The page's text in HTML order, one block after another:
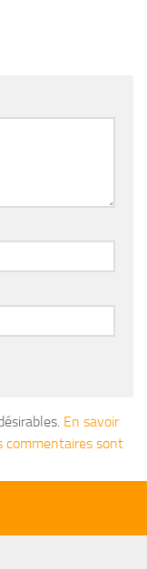
En savoir
commentaires sont